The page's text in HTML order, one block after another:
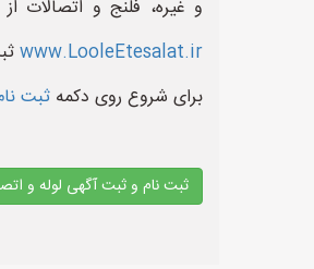
و غیره، فلنج و اتصالات
www.LooleEtesalat.ir
برای شروع روی دکمه ثبت
ثبت نام و ثبت آگهی لوله و